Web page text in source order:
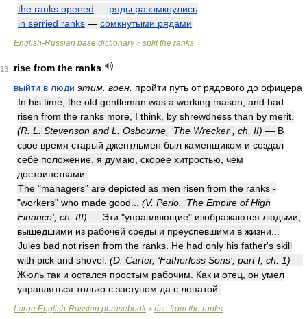
the ranks opened — ряды разомкнулись
in serried ranks — сомкнутыми рядами
English-Russian base dictionary> split the ranks
13
rise from the ranks
выйти в люди этим. воен. пройти путь от рядового до офицера
In his time, the old gentleman was a working mason, and had
risen from the ranks more, I think, by shrewdness than by merit.
(R. L. Stevenson and L. Osbourne, ‘The Wrecker’, ch. II) — В
свое время старый джентльмен был каменщиком и создал
себе положение, я думаю, скорее хитростью, чем
достоинствами.
The "managers" are depicted as men risen from the ranks -
"workers" who made good... (V. Perlo, ‘The Empire of High
Finance’, ch. III) — Эти "управляющие" изображаются людьми,
вышедшими из рабочей среды и преуспевшими в жизни...
Jules bad not risen from the ranks. He had only his father's skill
with pick and shovel. (D. Carter, ‘Fatherless Sons’, part I, ch. 1) —
Жюль так и остался простым рабочим. Как и отец, он умел
управляться только с заступом да с лопатой.
Large English-Russian phrasebook > rise from the ranks